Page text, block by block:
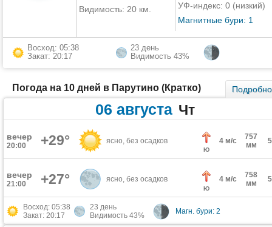
Видимость: 20 км.
УФ-индекс: 0 (низкий)
Магнитные бури: 1
Восход: 05:38
Закат: 20:17
23 день
Видимость 43%
Погода на 10 дней в Парутино (Кратко) Подробно
06 августа Чт
вечер
20:00 +29° ясно, без осадков
Ю
4 м/с
757
мм
вечер
21:00 +27° ясно, без осадков
Ю
4 м/с
758
мм
Восход: 05:38
Закат: 20:17
23 день
Видимость 43%
Магн. бури: 2